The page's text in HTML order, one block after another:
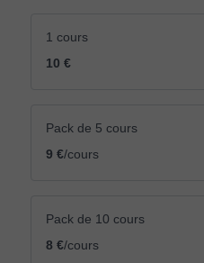
1 cours
10 €
Pack de 5 cours
9 €/cours
Pack de 10 cours
8 €/cours